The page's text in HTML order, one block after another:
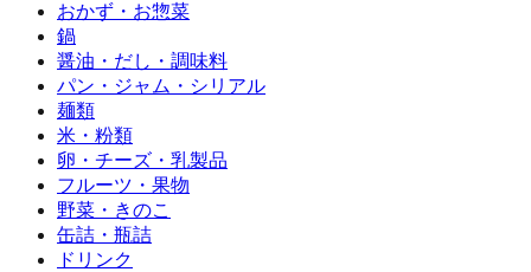
おかず・お惣菜
鍋
醤油・だし・調味料
パン・ジャム・シリアル
麺類
米・粉類
卵・チーズ・乳製品
フルーツ・果物
野菜・きのこ
缶詰・瓶詰
ドリンク